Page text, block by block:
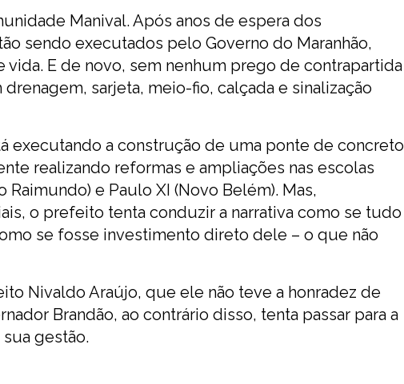
Manival. Após anos de espera dos
sendo executados pelo Governo do Maranhão,
E de novo, sem nenhum prego de contrapartida
sarjeta, meio-fio, calçada e sinalização
executando a construção de uma ponte de concreto
realizando reformas e ampliações nas escolas
e Paulo XI (Novo Belém). Mas,
o prefeito tenta conduzir a narrativa como se tudo
se fosse investimento direto dele – o que não
Nivaldo Araújo, que ele não teve a honradez de
Brandão, ao contrário disso, tenta passar para a
gestão.